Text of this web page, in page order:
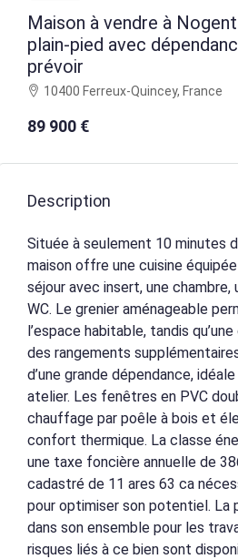
Maison à vendre à
plain-pied avec
prévoir
10400 Ferreux-Quincey, France
89 900 €
Description
Située à seulement 10 minutes
maison offre une cuisine
séjour avec insert, une chambre,
WC. Le grenier aménageable
l’espace habitable, tandis
des rangements
d’une grande dépendance,
atelier. Les fenêtres en PVC
chauffage par poêle à bois et
confort thermique. La classe
une taxe foncière annuelle de
cadastré de 11 ares 63 ca
pour optimiser son potentiel. La
dans son ensemble pour les
risques liés à ce bien sont